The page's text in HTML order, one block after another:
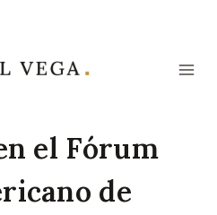
el Fórum
de